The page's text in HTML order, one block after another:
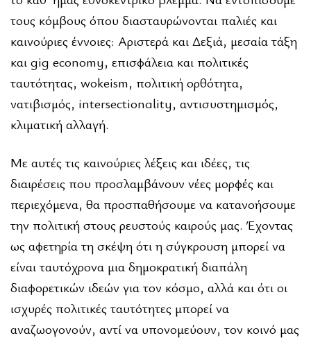
τους κόμβους όπου διασταυρώνονται παλιές και
καινούριες έννοιες: Αριστερά και Δεξιά, μεσαία τάξη
και gig economy, επισφάλεια και πολι­τικές
ταυτότητας, wokeism, πολιτική ορθότητα,
νατιβισμός, intersectionality, αντισυστημισμός,
κλιματική αλλαγή.
Με αυτές τις καινούριες λέξεις και ιδέες, τις
διαιρέσεις που προσλαμβάνουν νέες μορφές και
περιεχόμενα, θα προ­σπαθήσουμε να κατανοήσουμε
την πολιτική στους ρευστούς καιρούς μας. Έχοντας
ως αφετηρία τη σκέψη ότι η σύγκρουση μπορεί να
είναι ταυτόχρονα μια δημοκρατική διαπάλη
διαφορετικών ιδεών για τον κόσμο, αλλά και ότι οι
ισχυρές πολιτι­κές ταυτότητες μπορεί να
αναζωογονούν, αντί να υπονομεύουν, τον κοινό μας